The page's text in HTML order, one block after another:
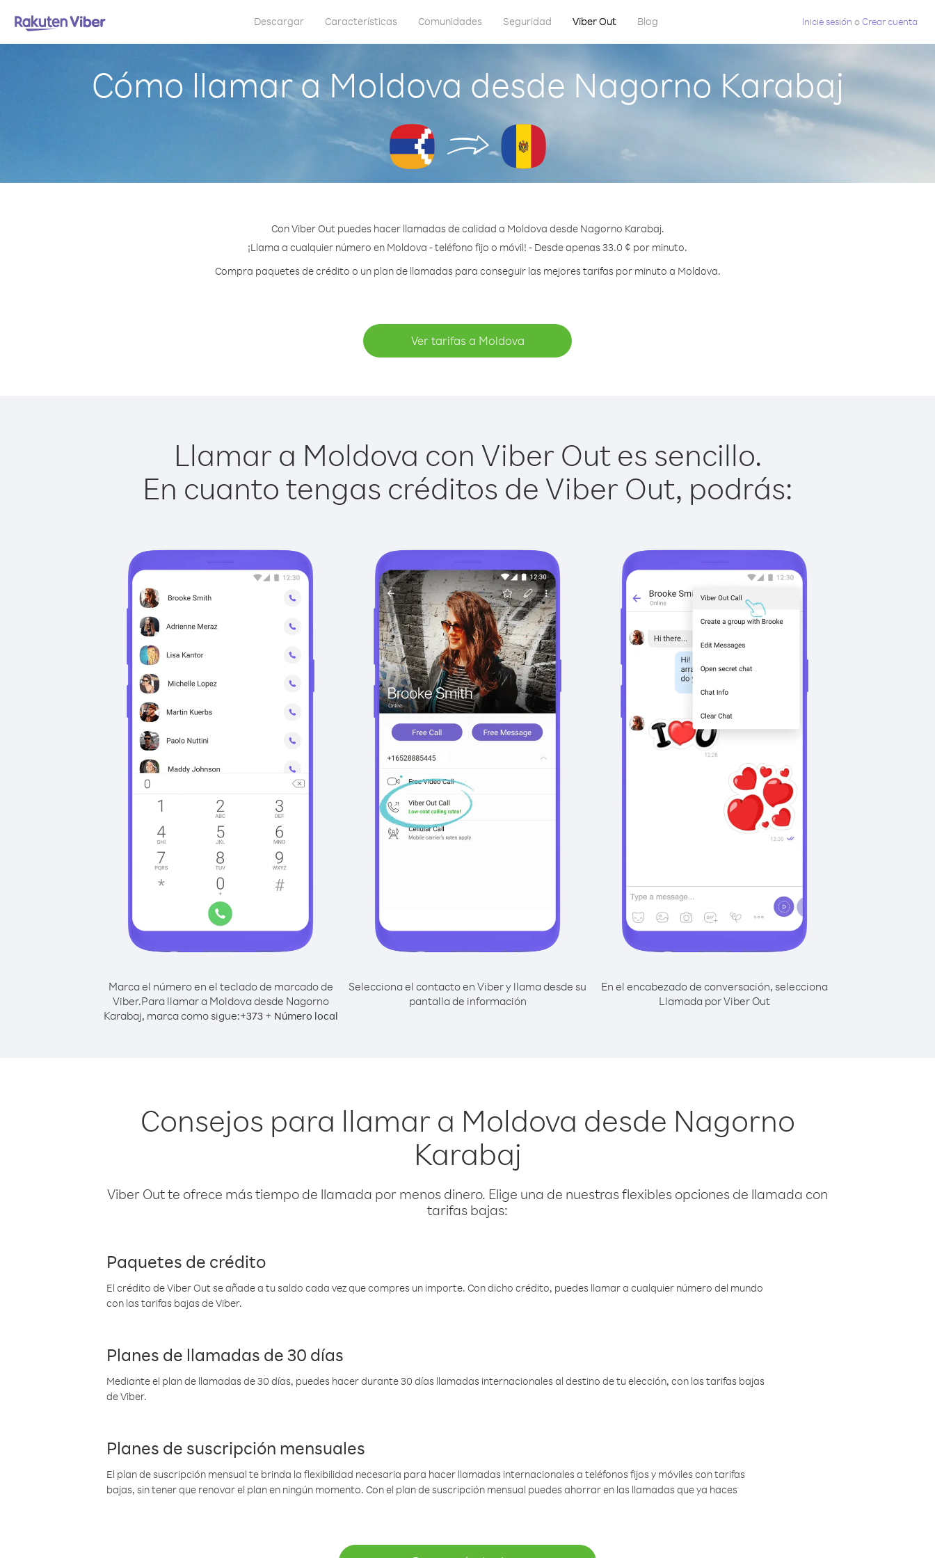
Descargar Características Comunidades Seguridad Viber Out Blog Inicie sesión oCrear cuenta
Cómo llamar a Moldova desde Nagorno Karabaj
Con Viber Out puedes hacer llamadas de calidad a Moldova desde Nagorno Karabaj.
¡Llama a cualquier número en Moldova - teléfono fijo o móvil! - Desde apenas 33.0 ¢ por minuto.
Compra paquetes de crédito o un plan de llamadas para conseguir las mejores tarifas por minuto a Moldova.
Ver tarifas a Moldova
Llamar a Moldova con Viber Out es sencillo.
En cuanto tengas créditos de Viber Out, podrás:
Marca el número en el teclado de marcado de
Viber.Para llamar a Moldova desde Nagorno
Karabaj, marca como sigue:+373+ Número local
Selecciona el contacto en Viber y llama desde su
pantalla de información
En el encabezado de conversación, selecciona
Llamada por Viber Out
Consejos para llamar a Moldova desde Nagorno
Karabaj
Viber Out te ofrece más tiempo de llamada por menos dinero. Elige una de nuestras flexibles opciones de llamada con
tarifas bajas:
Paquetes de crédito
El crédito de Viber Out se añade a tu saldo cada vez que compres un importe. Con dicho crédito, puedes llamar a cualquier número del mundo
con las tarifas bajas de Viber.
Planes de llamadas de 30 días
Mediante el plan de llamadas de 30 días, puedes hacer durante 30 días llamadas internacionales al destino de tu elección, con las tarifas bajas
de Viber.
Planes de suscripción mensuales
El plan de suscripción mensual te brinda la flexibilidad necesaria para hacer llamadas internacionales a teléfonos fijos y móviles con tarifas
bajas, sin tener que renovar el plan en ningún momento. Con el plan de suscripción mensual puedes ahorrar en las llamadas que ya haces